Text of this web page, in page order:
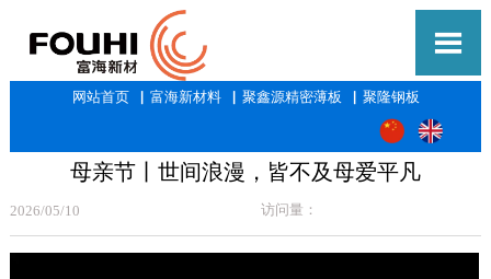

网站首页▕ 富海新材料▕ 聚鑫源精密薄板 ▕ 聚隆钢板
母亲节丨世间浪漫，皆不及母爱平凡
2026/05/10 访问量：